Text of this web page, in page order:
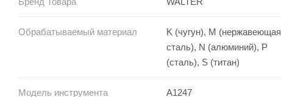
Обрабатываемый материал
K (чугун), M (нержавеющая
сталь), N (алюминий), P
(сталь), S (титан)
Модель инструмента A1247